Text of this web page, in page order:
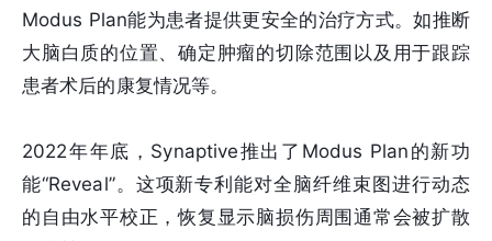
Modus Plan能为患者提供更安全的治疗方式。如推断
大脑白质的位置、确定肿瘤的切除范围以及用于跟踪
患者术后的康复情况等。
2022年年底，Synaptive推出了Modus Plan的新功
能“Reveal”。这项新专利能对全脑纤维束图进行动态
的自由水平校正，恢复显示脑损伤周围通常会被扩散